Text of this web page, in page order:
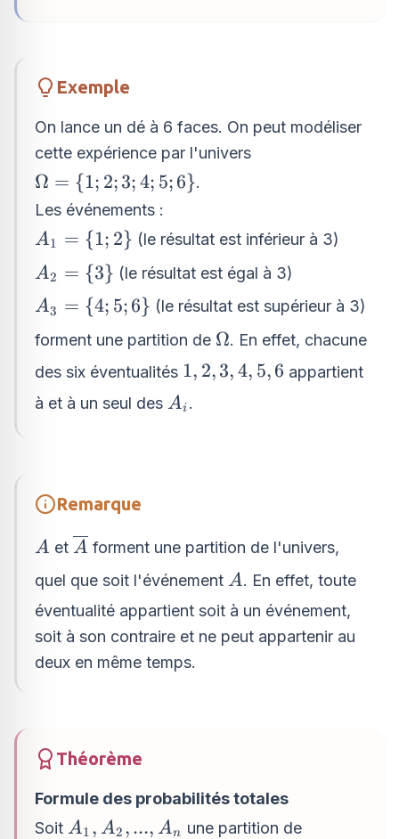
Exemple
On lance un dé à 6 faces. On peut modéliser
cette expérience par l'univers
\Omega
= \left\
{1; 2; 3;
4; 5;
6\right\}
Ω = {1; 2;3;4; 5;6}.
Les événements :
A_{1}=\left\
{1; 2\right\}
A1 = {1; 2} (le résultat est inférieur à 3)
A_{2}=\left\
{3\right\}
A2 = {3} (le résultat est égal à 3)
A_{3}=\left\
6\right\}
A3 = {4; 5;6} (le résultat est supérieur à 3)
forment une partition de \Omega
Ω. En effet, chacune
des six éventualités 1,
3,
1, 2,3,4, 5,6 appartient
à et à un seul des A_{i}
Ai .
Remarque
A
A et \overline{A}
A forment une partition de l'univers,
quel que soit l'événement A
A. En effet, toute
éventualité appartient soit à un événement,
soit à son contraire et ne peut appartenir au
deux en même temps.
Théorème
Formule des probabilités totales
Soit A_{1},
A1 , A2 ,..., An une partition de